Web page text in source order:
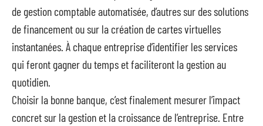
de gestion comptable automatisée, d’autres sur des solutions
de financement ou sur la création de cartes virtuelles
instantanées. À chaque entreprise d’identifier les services
qui feront gagner du temps et faciliteront la gestion au
quotidien.
Choisir la bonne banque, c’est finalement mesurer l’impact
concret sur la gestion et la croissance de l’entreprise. Entre